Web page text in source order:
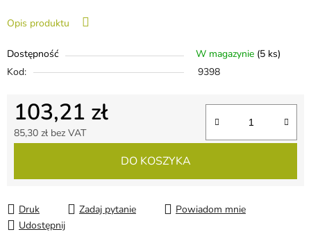
Opis produktu
Dostępność W magazynie (5 ks)
Kod:
9398
103,21 zł
85,30 zł bez VAT
DO KOSZYKA
Druk Zadaj pytanie
Powiadom mnie
Udostępnij